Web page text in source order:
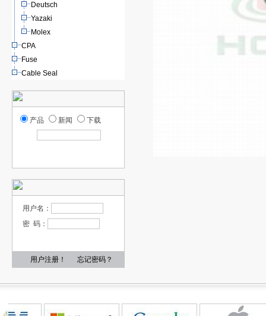
Deutsch
Yazaki
Molex
CPA
Fuse
Cable Seal
产品 新闻 下载
用户名：
密 码：
用户注册！ 忘记密码？